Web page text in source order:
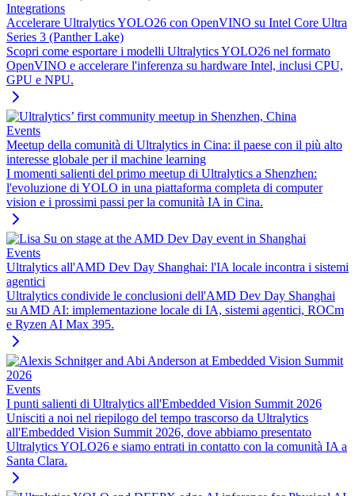
Integrations
Accelerare Ultralytics YOLO26 con OpenVINO su Intel Core Ultra
Series 3 (Panther Lake)
Scopri come esportare i modelli Ultralytics YOLO26 nel formato
OpenVINO e accelerare l'inferenza su hardware Intel, inclusi CPU,
GPU e NPU.
Events
Meetup della comunità di Ultralytics in Cina: il paese con il più alto
interesse globale per il machine learning
I momenti salienti del primo meetup di Ultralytics a Shenzhen:
l'evoluzione di YOLO in una piattaforma completa di computer
vision e i prossimi passi per la comunità IA in Cina.
Events
Ultralytics all'AMD Dev Day Shanghai: l'IA locale incontra i sistemi
agentici
Ultralytics condivide le conclusioni dell'AMD Dev Day Shanghai
su AMD AI: implementazione locale di IA, sistemi agentici, ROCm
e Ryzen AI Max 395.
Events
I punti salienti di Ultralytics all'Embedded Vision Summit 2026
Unisciti a noi nel riepilogo del tempo trascorso da Ultralytics
all'Embedded Vision Summit 2026, dove abbiamo presentato
Ultralytics YOLO26 e siamo entrati in contatto con la comunità IA a
Santa Clara.